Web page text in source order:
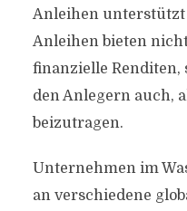
Anleihen
Anleihen bieten
finanzielle Renditen,
den Anlegern auch,
beizutragen.
Unternehmen im
an verschiedene